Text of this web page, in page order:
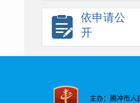
依申请公
开